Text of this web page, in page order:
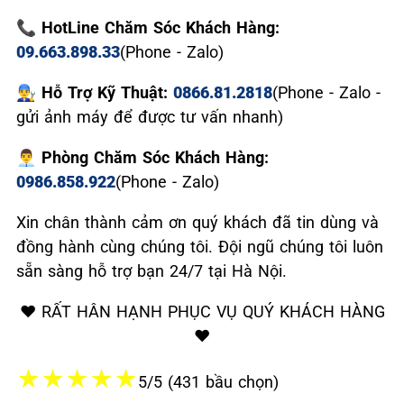
📞 HotLine Chăm Sóc Khách Hàng:
09.663.898.33(Phone - Zalo)
👨‍🔧 Hỗ Trợ Kỹ Thuật: 0866.81.2818(Phone - Zalo -
gửi ảnh máy để được tư vấn nhanh)
👨‍💼 Phòng Chăm Sóc Khách Hàng:
0986.858.922(Phone - Zalo)
Xin chân thành cảm ơn quý khách đã tin dùng và
đồng hành cùng chúng tôi. Đội ngũ chúng tôi luôn
sẵn sàng hỗ trợ bạn 24/7 tại Hà Nội.
❤️ RẤT HÂN HẠNH PHỤC VỤ QUÝ KHÁCH HÀNG
❤️
★★★★★5/5 (431 bầu chọn)